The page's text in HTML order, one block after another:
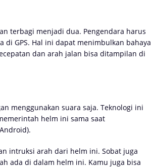
terbagi menjadi dua. Pengendara harus
GPS. Hal ini dapat menimbulkan bahaya
dan arah jalan bisa ditampilan di
menggunakan suara saja. Teknologi ini
helm ini sama saat
intruksi arah dari helm ini. Sobat juga
ada di dalam helm ini. Kamu juga bisa